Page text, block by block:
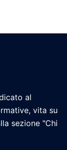
al
vita su
sezione "Chi